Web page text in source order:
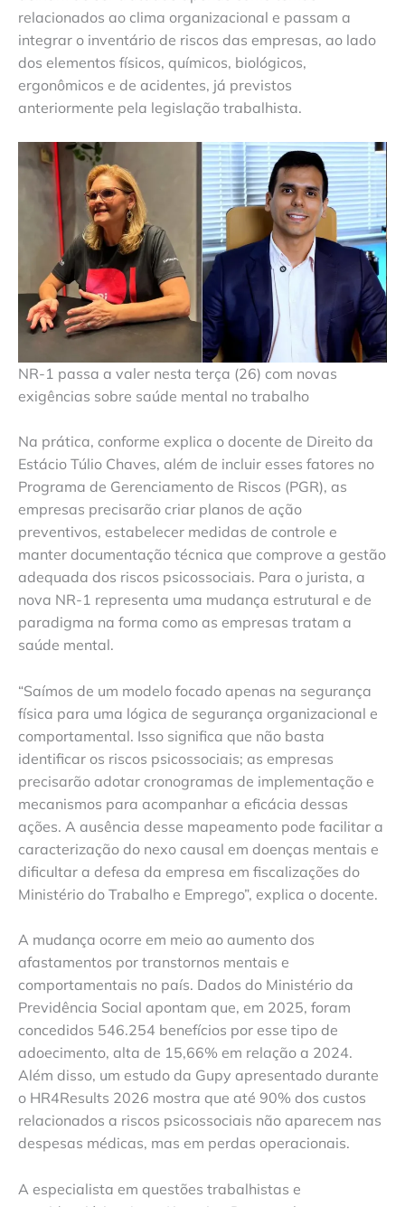
relacionados ao clima organizacional e passam a
integrar o inventário de riscos das empresas, ao lado
dos elementos físicos, químicos, biológicos,
ergonômicos e de acidentes, já previstos
anteriormente pela legislação trabalhista.
NR-1 passa a valer nesta terça (26) com novas
exigências sobre saúde mental no trabalho
Na prática, conforme explica o docente de Direito da
Estácio Túlio Chaves, além de incluir esses fatores no
Programa de Gerenciamento de Riscos (PGR), as
empresas precisarão criar planos de ação
preventivos, estabelecer medidas de controle e
manter documentação técnica que comprove a gestão
adequada dos riscos psicossociais. Para o jurista, a
nova NR-1 representa uma mudança estrutural e de
paradigma na forma como as empresas tratam a
saúde mental.
“Saímos de um modelo focado apenas na segurança
física para uma lógica de segurança organizacional e
comportamental. Isso significa que não basta
identificar os riscos psicossociais; as empresas
precisarão adotar cronogramas de implementação e
mecanismos para acompanhar a eficácia dessas
ações. A ausência desse mapeamento pode facilitar a
caracterização do nexo causal em doenças mentais e
dificultar a defesa da empresa em fiscalizações do
Ministério do Trabalho e Emprego”, explica o docente.
A mudança ocorre em meio ao aumento dos
afastamentos por transtornos mentais e
comportamentais no país. Dados do Ministério da
Previdência Social apontam que, em 2025, foram
concedidos 546.254 benefícios por esse tipo de
adoecimento, alta de 15,66% em relação a 2024.
Além disso, um estudo da Gupy apresentado durante
o HR4Results 2026 mostra que até 90% dos custos
relacionados a riscos psicossociais não aparecem nas
despesas médicas, mas em perdas operacionais.
A especialista em questões trabalhistas e